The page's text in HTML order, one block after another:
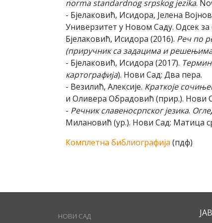
norma standardnog srpskog jezika.
- Бјелаковић, Исидора, Јелена
Универзитет у Новом Саду. Oдсек за
Бјелаковић, Исидора (2016). Реч по
(приручник са задацима и
- Бјелаковић, Исидора (2017).
картографија). Нови Сад: Два пера.
- Везилић, Алексије. Краткоје
и Оливера Обрадовић (прир.). Нови
- Речник славеносрпског језика.
Милановић (ур.). Нови Сад: Матица
Комплетна библиографија (пдф)
НОВИ САД